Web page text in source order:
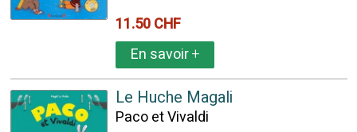
11.50 CHF
En savoir+
Le Huche Magali
Paco et Vivaldi